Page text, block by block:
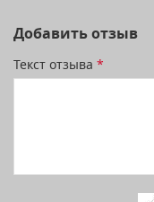
Добавить отзыв
Текст отзыва *